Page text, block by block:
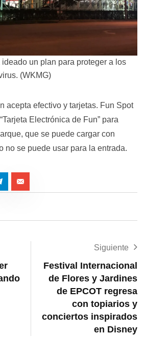
un plan para proteger a los
(WKMG)
acepta efectivo y tarjetas. Fun Spot
Electrónica de Fun” para
que se puede cargar con
no se puede usar para la entrada.
Siguiente
Festival Internacional
de Flores y Jardines
de EPCOT regresa
con topiarios y
conciertos inspirados
en Disney